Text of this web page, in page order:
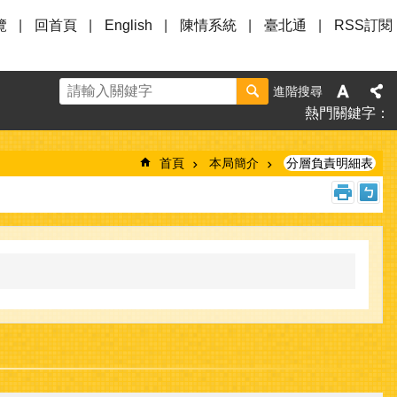
回首頁 English 陳情系統 臺北通 RSS訂閱
進階搜尋
熱門關鍵字
首頁 本局簡介 分層負責明細表